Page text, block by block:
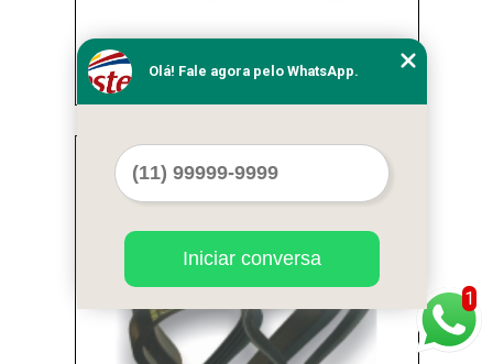
correia industrial para máquina Ibirapuera
1
Olá! Fale agora pelo WhatsApp.
Iniciar conversa